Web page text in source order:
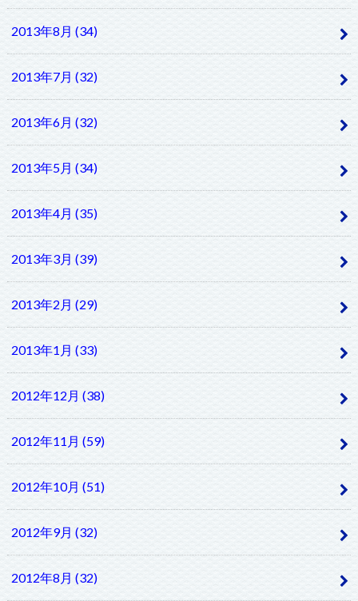
2013年8月 (34)
2013年7月 (32)
2013年6月 (32)
2013年5月 (34)
2013年4月 (35)
2013年3月 (39)
2013年2月 (29)
2013年1月 (33)
2012年12月 (38)
2012年11月 (59)
2012年10月 (51)
2012年9月 (32)
2012年8月 (32)